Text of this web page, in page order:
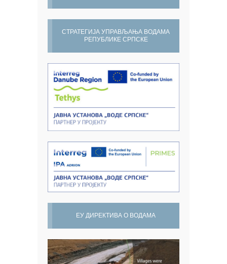
СТРАТЕГИЈА УПРАВЉАЊА ВОДАМА
РЕПУБЛИКЕ СРПСКЕ
ЕУ ДИРЕКТИВА О ВОДАМА